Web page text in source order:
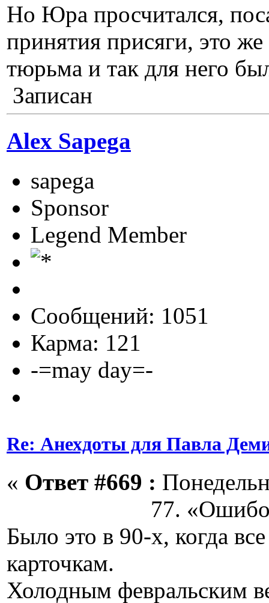
Но Юра просчитался,
принятия присяги, это
тюрьма и так для него
Записан
Alex Sapega
sapega
Sponsor
Legend Member
Сообщений: 1051
Карма: 121
-=may day=-
Re: Анехдоты для Павла
« Ответ #669 :
77. «Ошибочка
Было это в 90-х, когда
карточкам.
Холодным февральским